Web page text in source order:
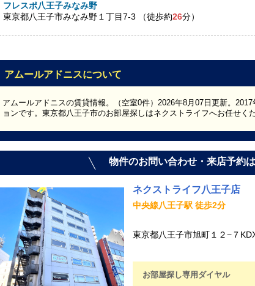
フレスポ八王子みなみ野
東京都八王子市みなみ野１丁目7-3 （徒歩約26分）
アムールアドニスについて
アムールアドニスの賃貸情報。（空室0件）2026年8月07日更新。
ョンです。東京都八王子市のお部屋探しはネクストライフへお任せくだ
物件のお問い合わせ・来店予約
ネクストライフ八王子店
中央線八王子駅 徒歩2分
東京都八王子市旭町１２−７
お部屋探し専用ダイヤル